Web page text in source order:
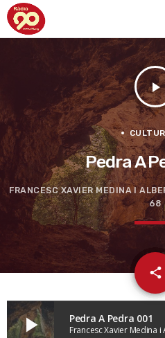
play_arrow
Pedra A
FRANCESC XAVIER MEDINA I
68
share
email
play_arrow Pedra A Pedra 001
Francesc Xavier Medina